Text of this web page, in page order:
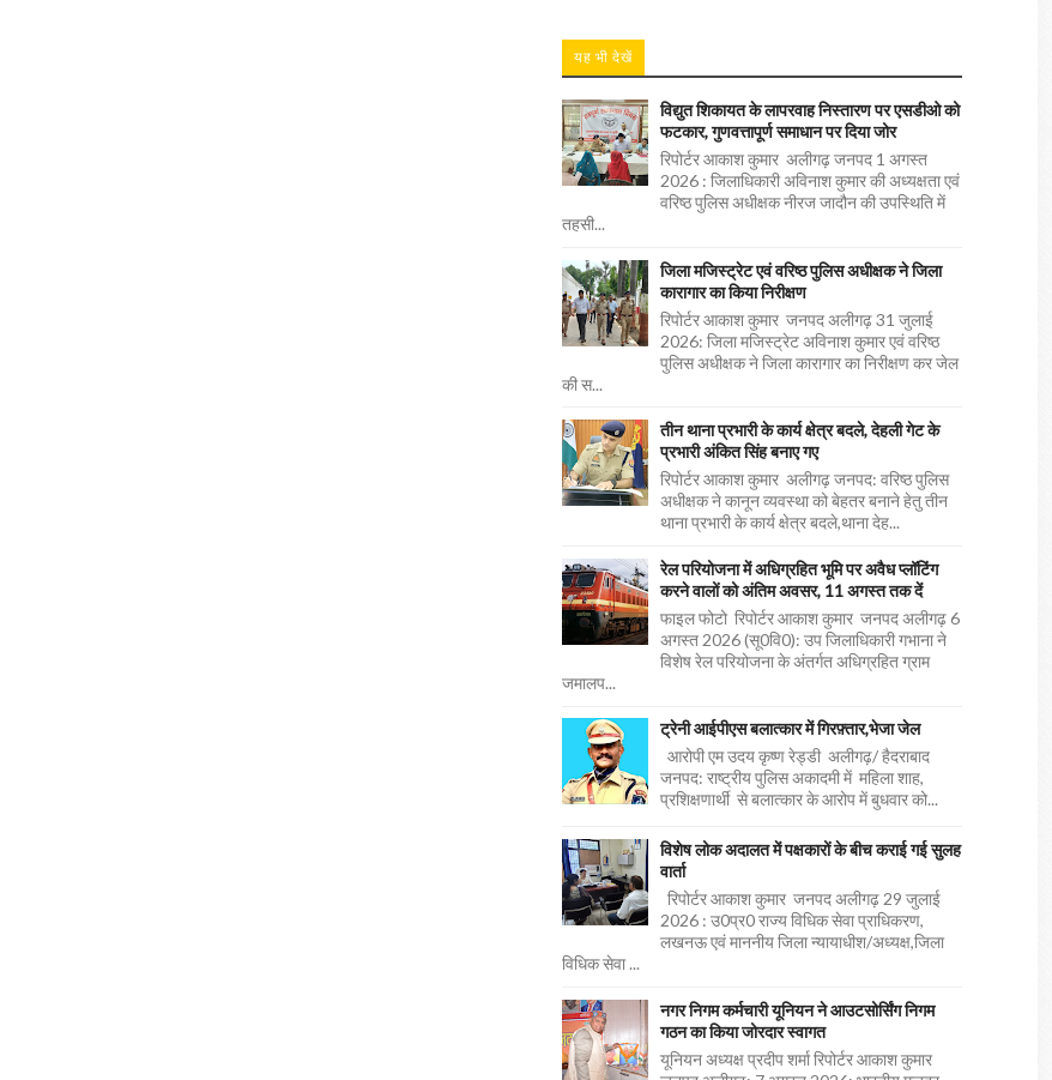
यह भी देखें
विद्युत शिकायत के लापरवाह निस्तारण पर एसडीओ को
फटकार, गुणवत्तापूर्ण समाधान पर दिया जोर
रिपोर्टर आकाश कुमार अलीगढ़ जनपद 1 अगस्त
2026 : जिलाधिकारी अविनाश कुमार की अध्यक्षता एवं
वरिष्ठ पुलिस अधीक्षक नीरज जादौन की उपस्थिति में
तहसी...
जिला मजिस्ट्रेट एवं वरिष्ठ पुलिस अधीक्षक ने जिला
कारागार का किया निरीक्षण
रिपोर्टर आकाश कुमार जनपद अलीगढ़ 31 जुलाई
2026: जिला मजिस्ट्रेट अविनाश कुमार एवं वरिष्ठ
पुलिस अधीक्षक ने जिला कारागार का निरीक्षण कर जेल
की स...
तीन थाना प्रभारी के कार्य क्षेत्र बदले, देहली गेट के
प्रभारी अंकित सिंह बनाए गए
रिपोर्टर आकाश कुमार अलीगढ़ जनपद: वरिष्ठ पुलिस
अधीक्षक ने कानून व्यवस्था को बेहतर बनाने हेतु तीन
थाना प्रभारी के कार्य क्षेत्र बदले,थाना देह...
रेल परियोजना में अधिग्रहित भूमि पर अवैध प्लॉटिंग
करने वालों को अंतिम अवसर, 11 अगस्त तक दें
फाइल फोटो रिपोर्टर आकाश कुमार जनपद अलीगढ़ 6
अगस्त 2026 (सू0वि0): उप जिलाधिकारी गभाना ने
विशेष रेल परियोजना के अंतर्गत अधिग्रहित ग्राम
जमालप...
ट्रेनी आईपीएस बलात्कार में गिरफ़्तार,भेजा जेल
आरोपी एम उदय कृष्ण रेड्डी अलीगढ़/ हैदराबाद
जनपद: राष्ट्रीय पुलिस अकादमी में महिला शाह,
प्रशिक्षणार्थी से बलात्कार के आरोप में बुधवार को...
विशेष लोक अदालत में पक्षकारों के बीच कराई गई सुलह
वार्ता
रिपोर्टर आकाश कुमार जनपद अलीगढ़ 29 जुलाई
2026 : उ0प्र0 राज्य विधिक सेवा प्राधिकरण,
लखनऊ एवं माननीय जिला न्यायाधीश/अध्यक्ष,जिला
विधिक सेवा ...
नगर निगम कर्मचारी यूनियन ने आउटसोर्सिंग निगम
गठन का किया जोरदार स्वागत
यूनियन अध्यक्ष प्रदीप शर्मा रिपोर्टर आकाश कुमार